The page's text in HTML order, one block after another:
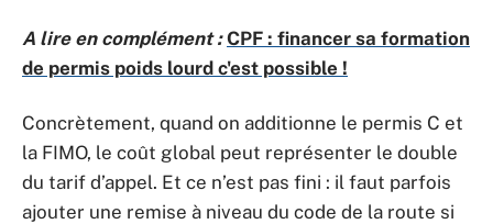
A lire en complément : CPF : financer sa formation
de permis poids lourd c'est possible !
Concrètement, quand on additionne le permis C et
la FIMO, le coût global peut représenter le double
du tarif d’appel. Et ce n’est pas fini : il faut parfois
ajouter une remise à niveau du code de la route si